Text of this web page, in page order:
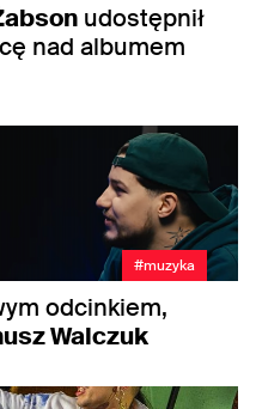
udostępnił
nad albumem
#muzyka
odcinkiem,
Walczuk